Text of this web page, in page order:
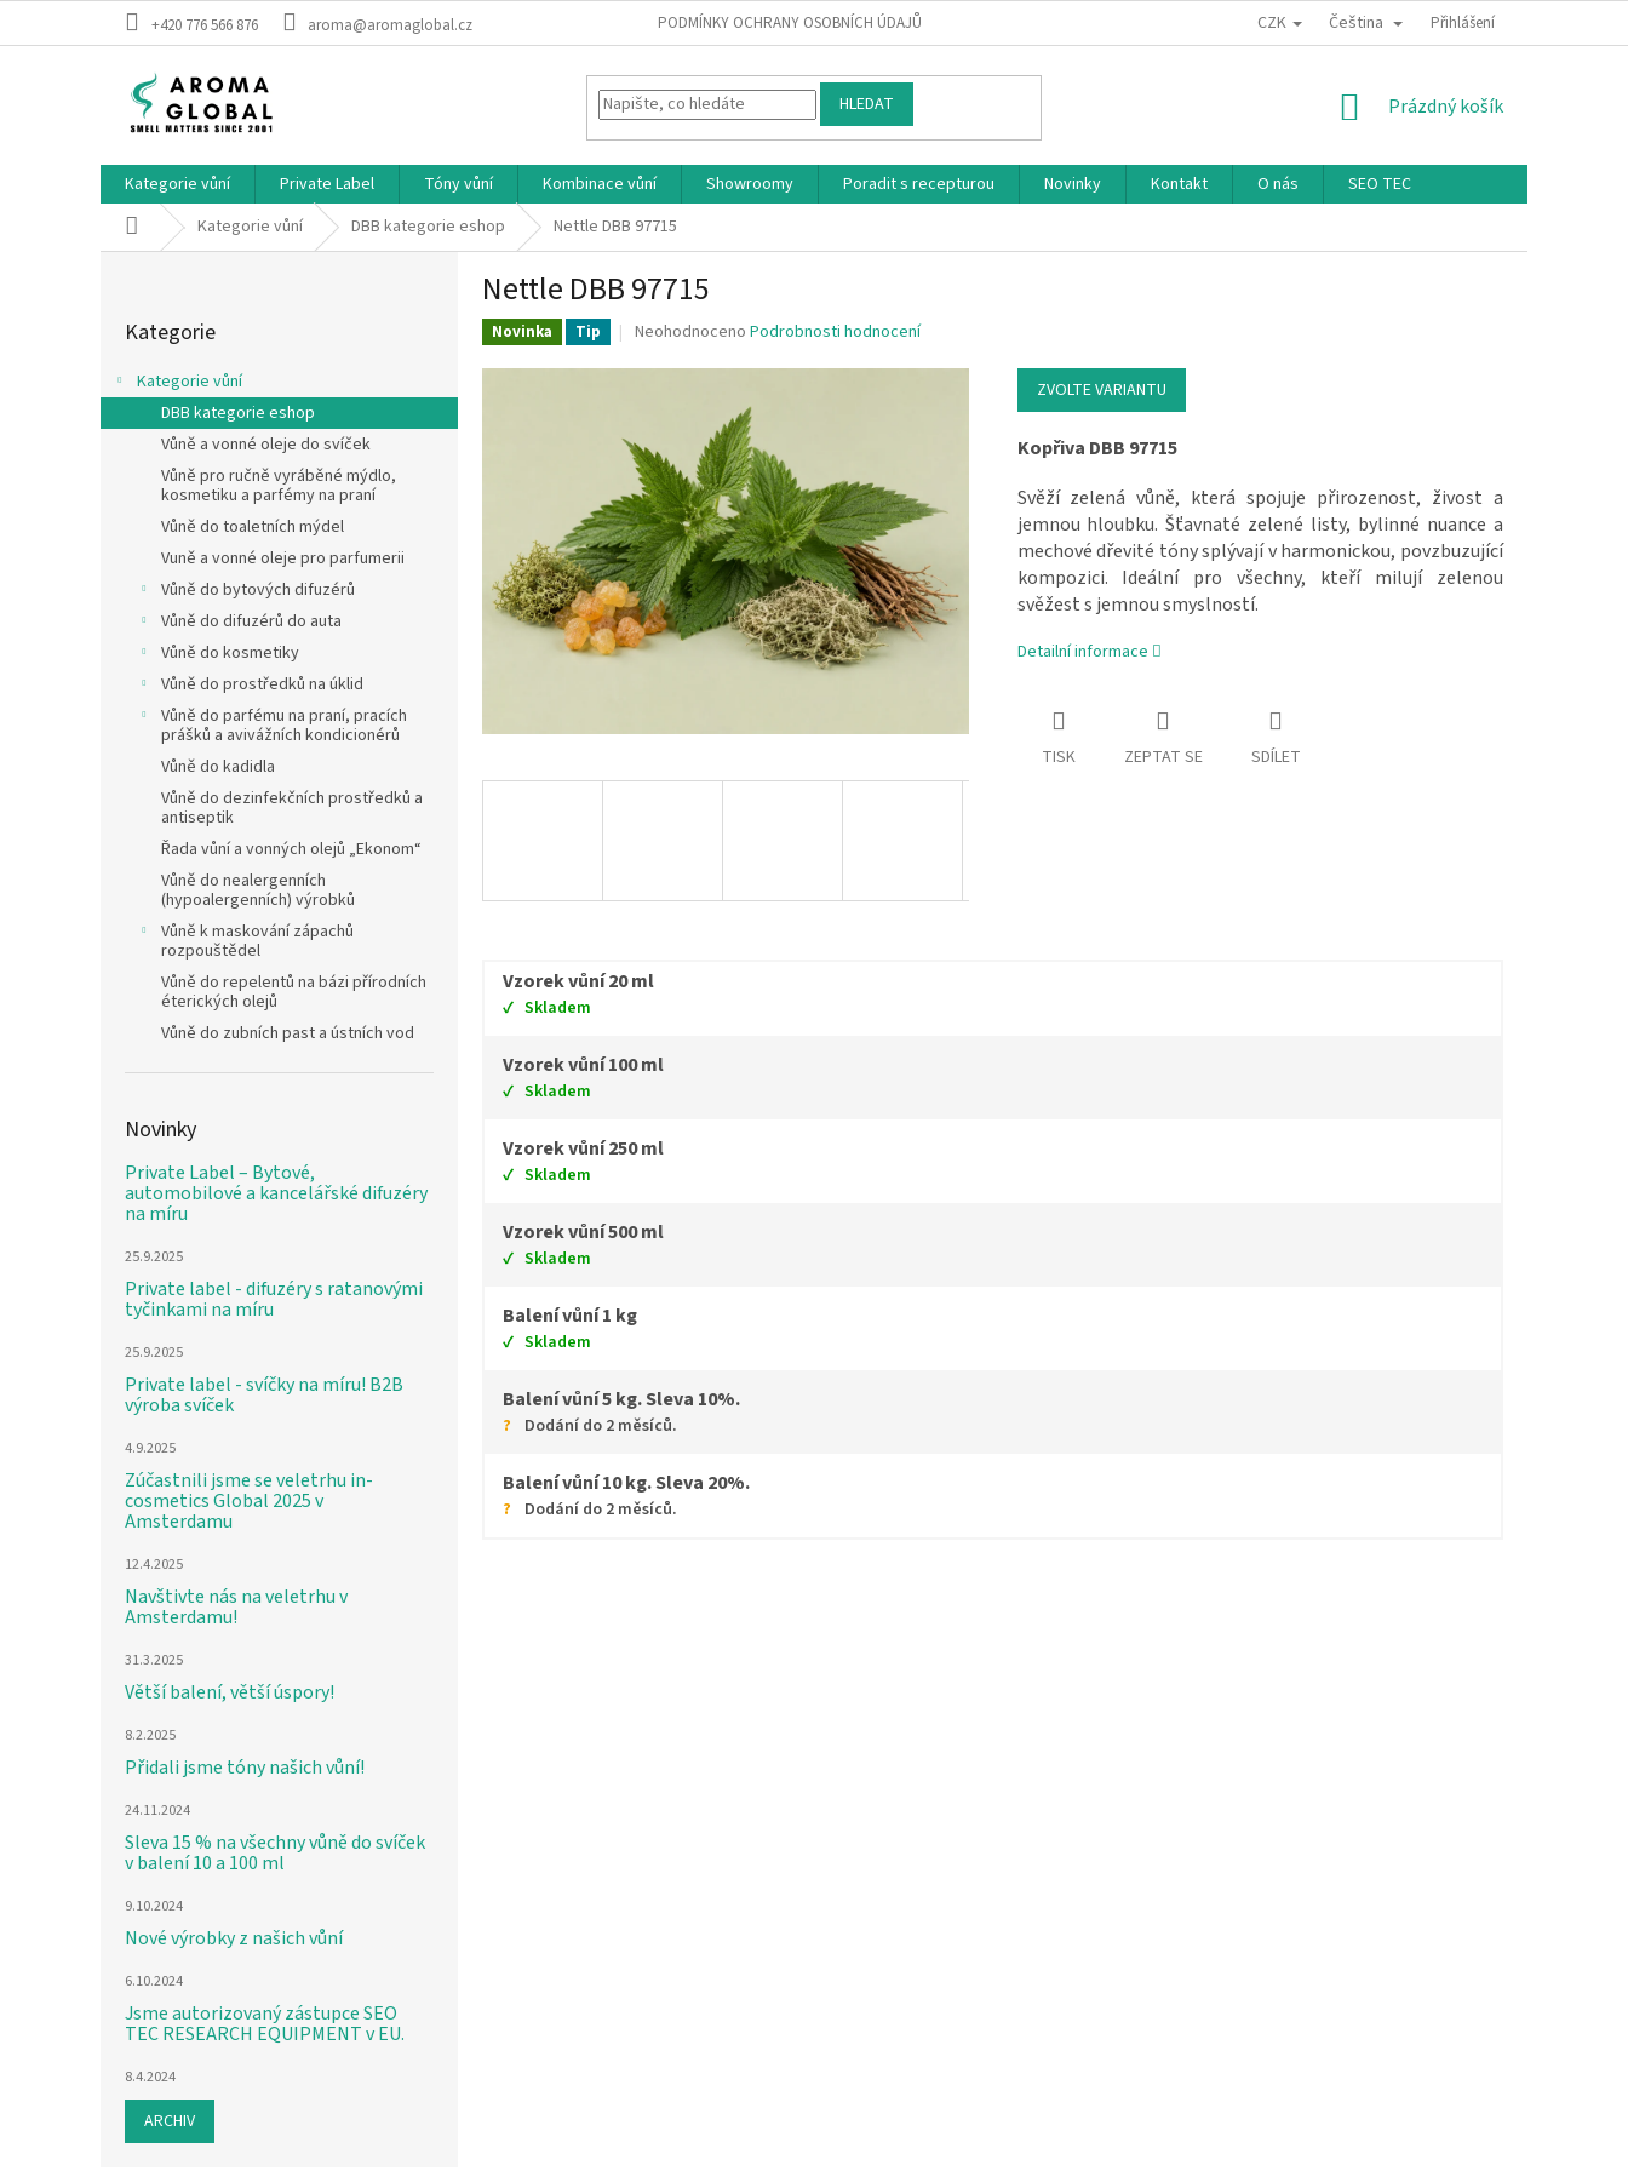
+420 776 566 876 aroma@aromaglobal.cz PODMÍNKY OCHRANY OSOBNÍCH ÚDAJŮ CZK Čeština Přihlášení
HLEDAT NÁKUPNÍ KOŠÍK
Prázdný košík
Kategorie vůní Private Label Tóny vůní Kombinace vůní Showroomy Poradit s recepturou Novinky Kontakt O nás
SEO TEC
Domů Kategorie vůní DBB kategorie eshop Nettle DBB 97715
Kategorie
Kategorie vůní
DBB kategorie eshop
Vůně a vonné oleje do svíček
Vůně pro ručně vyráběné mýdlo,
kosmetiku a parfémy na praní
Vůně do toaletních mýdel
Vuně a vonné oleje pro parfumerii
Vůně do bytových difuzérů
Vůně do difuzérů do auta
Vůně do kosmetiky
Vůně do prostředků na úklid
Vůně do parfému na praní, pracích
prášků a avivážních kondicionérů
Vůně do kadidla
Vůně do dezinfekčních prostředků a
antiseptik
Řada vůní a vonných olejů „Ekonom“
Vůně do nealergenních
(hypoalergenních) výrobků
Vůně k maskování zápachů
rozpouštědel
Vůně do repelentů na bázi přírodních
éterických olejů
Vůně do zubních past a ústních vod
Novinky
Private Label – Bytové,
automobilové a kancelářské difuzéry
na míru
25.9.2025
Private label - difuzéry s ratanovými
tyčinkami na míru
25.9.2025
Private label - svíčky na míru! B2B
výroba svíček
4.9.2025
Zúčastnili jsme se veletrhu in-
cosmetics Global 2025 v
Amsterdamu
12.4.2025
Navštivte nás na veletrhu v
Amsterdamu!
31.3.2025
Větší balení, větší úspory!
8.2.2025
Přidali jsme tóny našich vůní!
24.11.2024
Sleva 15 % na všechny vůně do svíček
v balení 10 a 100 ml
9.10.2024
Nové výrobky z našich vůní
6.10.2024
Jsme autorizovaný zástupce SEO
TEC RESEARCH EQUIPMENT v EU.
8.4.2024
ARCHIV
Nettle DBB 97715
Novinka Tip Průměrné hodnocení produktu je 0.0 z 5 hvězdiček.
Neohodnoceno Podrobnosti hodnocení
ZVOLTE VARIANTU
Kopřiva DBB 97715
Svěží zelená vůně, která spojuje přirozenost, živost a
jemnou hloubku. Šťavnaté zelené listy, bylinné nuance a
mechové dřevité tóny splývají v harmonickou, povzbuzující
kompozici. Ideální pro všechny, kteří milují zelenou
svěžest s jemnou smyslností.
Detailní informace
TISK ZEPTAT SE SDÍLET
Vzorek vůní 20 ml
Skladem
Vzorek vůní 100 ml
Skladem
Vzorek vůní 250 ml
Skladem
Vzorek vůní 500 ml
Skladem
Balení vůní 1 kg
Skladem
Balení vůní 5 kg. Sleva 10%.
Dodání do 2 měsíců.
Balení vůní 10 kg. Sleva 20%.
Dodání do 2 měsíců.